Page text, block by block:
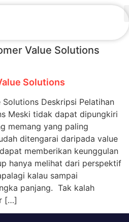
Value Solutions
Solutions
Deskripsi Pelatihan
Meski tidak dapat dipungkiri
memang yang paling
ditengarai daripada value
memberikan keunggulan
hanya melihat dari perspektif
kalau sampai
panjang. Tak kalah
[…]